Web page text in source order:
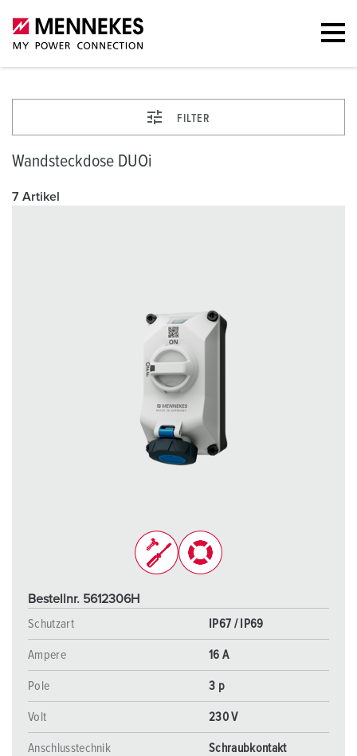
FILTER
Wandsteckdose DUOi
7 Artikel
Bestellnr. 5612306H
Schutzart
IP67 / IP69
Ampere 16 A
Pole 3 p
Volt 230 V
Anschlusstechnik Schraubkontakt